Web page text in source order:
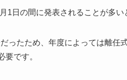
1日の間に発表されることが多い
ったため、年度によっては離任
要です。